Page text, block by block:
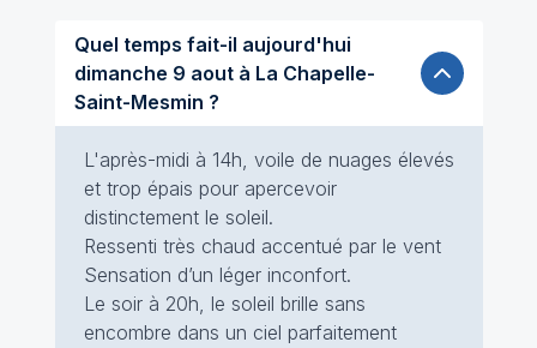
Quel temps fait-il aujourd'hui
dimanche 9 aout à La Chapelle-
Saint-Mesmin ?
L'après-midi à 14h, voile de nuages élevés
et trop épais pour apercevoir
distinctement le soleil.
Ressenti très chaud accentué par le vent
Sensation d’un léger inconfort.
Le soir à 20h, le soleil brille sans
encombre dans un ciel parfaitement